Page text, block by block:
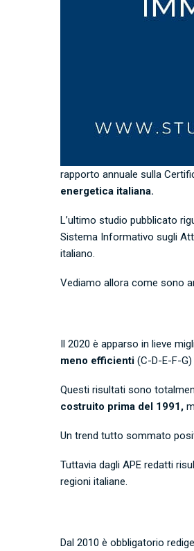
rapporto annuale sulla
energetica italiana.
L’ultimo studio pubblicato
Sistema Informativo sugli
italiano.
Vediamo allora come sono
Il 2020 è apparso in lieve
meno efficienti (C-D-E-F-
Questi risultati sono
costruito prima del 1991,
Un trend tutto sommato
Tuttavia dagli APE redatti
regioni italiane.
Dal 2010 è obbligatorio